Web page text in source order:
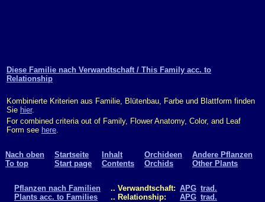
Diese Familie nach Verwandtschaft / This Family acc. to
Relationship
Kombinierte Kriterien aus Familie, Blütenbau, Farbe und Blattform finden
Sie hier.
For combined criteria out of Family, Flower Anatomy, Color, and Leaf
Form see here.
Nach oben
To top
Startseite
Start page
Inhalt
Contents
Orchideen
Orchids
Andere Pflanzen
Other Plants
Pflanzen nach Familien
Plants acc. to Families
.. Verwandtschaft:
.. Relationship:
APG
APG
trad.
trad.